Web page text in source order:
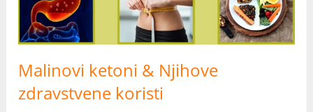
Malinovi ketoni & Njihove
zdravstvene koristi